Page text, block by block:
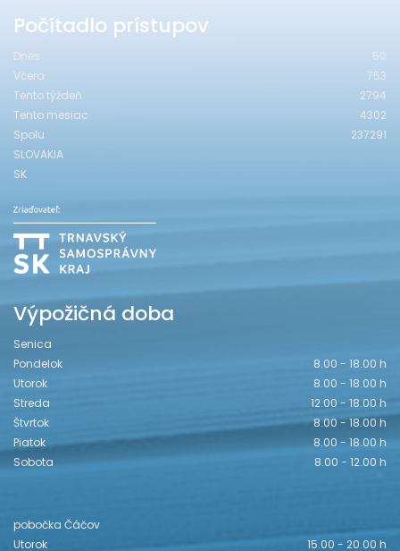
Počítadlo prístupov
Dnes
50
Včera
753
Tento týždeň
2794
Tento mesiac
4302
Spolu
237291
SLOVAKIA
SK
Výpožičná doba
Senica
Pondelok
8.00 - 18.00 h
Utorok
8.00 - 18.00 h
Streda
12.00 - 18.00 h
Štvrtok
8.00 - 18.00 h
Piatok
8.00 - 18.00 h
Sobota
8.00 - 12.00 h
pobočka Čáčov
Utorok
15.00 - 20.00 h